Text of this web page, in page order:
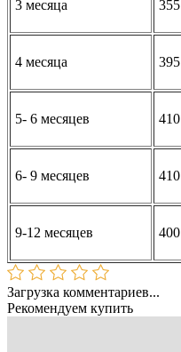
3 месяца 355
4 месяца 395
5- 6 месяцев 410
6- 9 месяцев 410
9-12 месяцев 400
Загрузка комментариев...
Рекомендуем купить